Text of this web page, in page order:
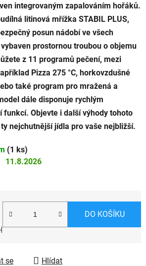
integrovaným zapalováním hořáků.
litinová mřížka STABIL PLUS,
posun nádobí ve všech
prostornou troubou o objemu
z 11 programů pečení, mezi
Pizza 275 °C, horkovzdušné
také program pro mražená a
dále disponuje rychlým
funkcí. Objevte i další výhody tohoto
nejchutnější jídla pro vaše nejbližší.
(1 ks)
11.8.2026
DO KOŠÍKU
se Hlídat